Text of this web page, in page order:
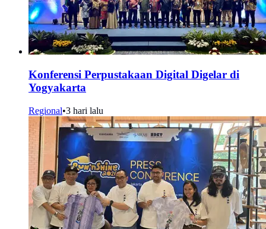
Konferensi Perpustakaan Digital Digelar di
Yogyakarta
Regional•3 hari lalu